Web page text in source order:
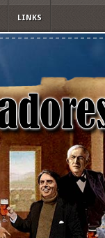
LINKS